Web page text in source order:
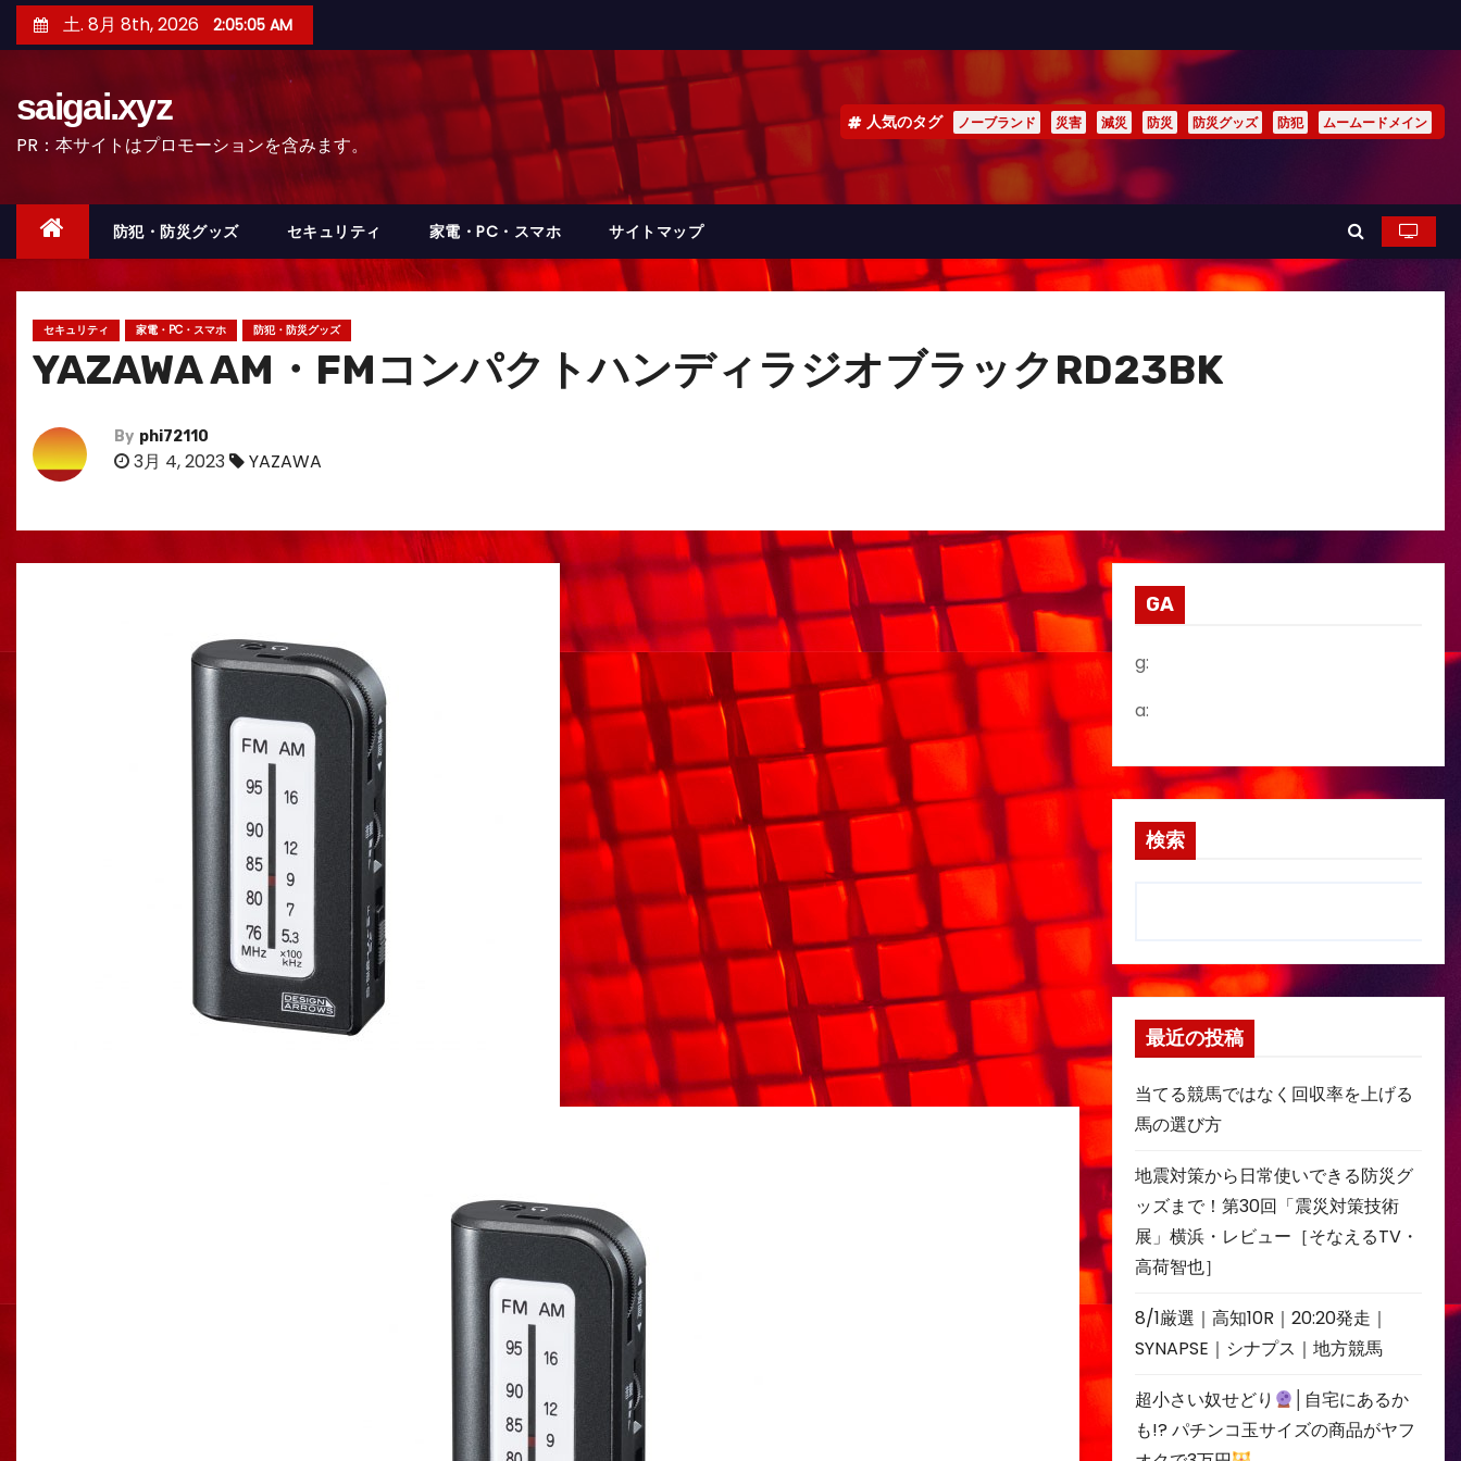
ン
ッ
土. 8月 8th, 2026 2:05:06 AM
saigai.xyz
PR：本サイトはプロモーションを含みます。
人気のタグ ノーブランド 災害 減災 防災 防災グッズ 防犯 ムームードメイン
防犯・防災グッズ セキュリティ 家電・PC・スマホ サイトマップ
セキュリティ 家電・PC・スマホ 防犯・防災グッズ
YAZAWA AM・FMコンパクトハンディラジオブラックRD23BK
By phi72110
3月 4, 2023 YAZAWA
GA
g:
a:
検索
最近の投稿
当てる競馬ではなく回収率を上げる
馬の選び方
地震対策から日常使いできる防災グ
ッズまで！第30回「震災対策技術
展」横浜・レビュー［そなえるTV・
高荷智也］
8/1厳選｜高知10R｜20:20発走｜
SYNAPSE｜シナプス｜地方競馬
超小さい奴せどり
│自宅にあるか
も!? パチンコ玉サイズの商品がヤフ